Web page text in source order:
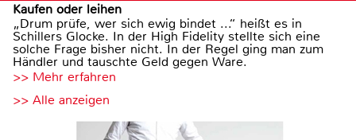
Kaufen oder leihen
„Drum prüfe, wer sich ewig bindet ...“ heißt es in
Schillers Glocke. In der High Fidelity stellte sich eine
solche Frage bisher nicht. In der Regel ging man zum
Händler und tauschte Geld gegen Ware.
>> Mehr erfahren
>> Alle anzeigen